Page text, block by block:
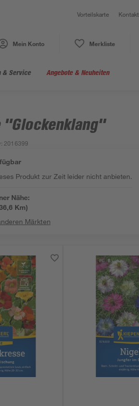
Vorteilskarte Kontakt
Mein Konto Merkliste
& Service Angebote & Neuheiten
"Glockenklang"
: 2016399
Produkt zur Zeit leider nicht anbieten.
Nähe:
Km)
Märkten